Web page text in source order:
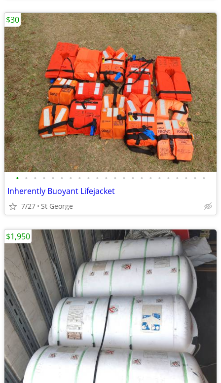
• • • • • • • • • • • • • • • • • • • • • •
Inherently Buoyant Lifejacket
7/27 St George
$30
$1,950